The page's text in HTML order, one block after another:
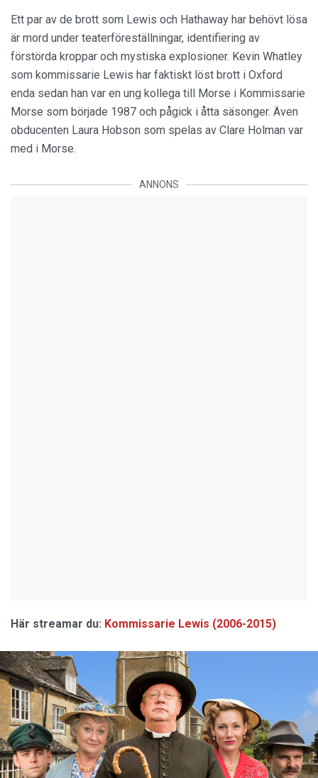
Ett par av de brott som Lewis och Hathaway har behövt lösa
är mord under teaterföreställningar, identifiering av
förstörda kroppar och mystiska explosioner. Kevin Whatley
som kommissarie Lewis har faktiskt löst brott i Oxford
enda sedan han var en ung kollega till Morse i Kommissarie
Morse som började 1987 och pågick i åtta säsonger. Även
obducenten Laura Hobson som spelas av Clare Holman var
med i Morse.
ANNONS
Här streamar du: Kommissarie Lewis (2006-2015)